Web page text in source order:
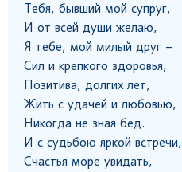
Тебя, бывший мой супруг,
И от всей души желаю,
Я тебе, мой милый друг –
Сил и крепкого здоровья,
Позитива, долгих лет,
Жить с удачей и любовью,
Никогда не зная бед.
И с судьбою яркой встречи,
Счастья море увидать,